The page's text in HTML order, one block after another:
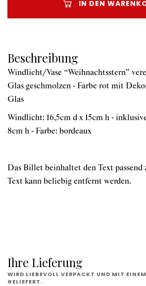
IN DEN
Beschreibung
Windlicht/Vase “Weihnachtsstern”
Glas geschmolzen - Farbe rot mit
Glas
Windlicht: 16,5cm d x 15cm h -
8cm h - Farbe: bordeaux
Das Billet beinhaltet den Text passend
Text kann beliebig entfernt werden.
Ihre Lieferung
WIRD LIEBEVOLL VERPACKT UND MIT
GELIEFERT.